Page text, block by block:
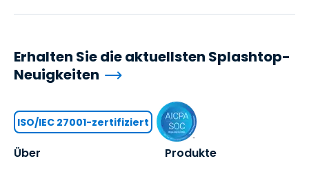
Über Produkte
Erhalten Sie die aktuellsten Splashtop-
Neuigkeiten
ISO/IEC 27001-zertifiziert